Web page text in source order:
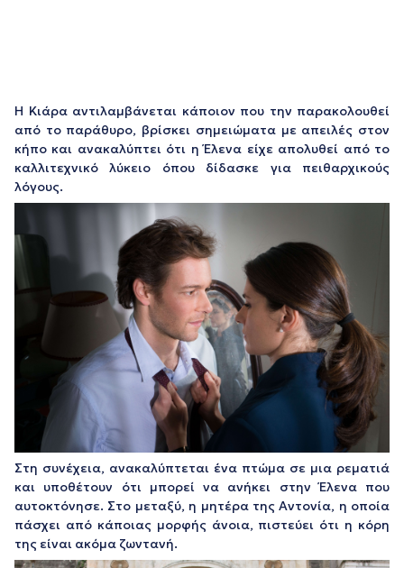
Η Κιάρα αντιλαμβάνεται κάποιον που την παρακολουθεί
από το παράθυρο, βρίσκει σημειώματα με απειλές στον
κήπο και ανακαλύπτει ότι η Έλενα είχε απολυθεί από το
καλλιτεχνικό λύκειο όπου δίδασκε για πειθαρχικούς
λόγους.
Στη συνέχεια, ανακαλύπτεται ένα πτώμα σε μια ρεματιά
και υποθέτουν ότι μπορεί να ανήκει στην Έλενα που
αυτοκτόνησε. Στο μεταξύ, η μητέρα της Αντονία, η οποία
πάσχει από κάποιας μορφής άνοια, πιστεύει ότι η κόρη
της είναι ακόμα ζωντανή.